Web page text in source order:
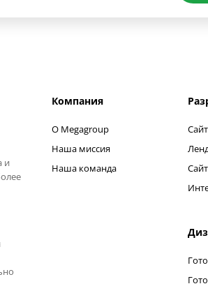
и
Компания
О Megagroup
Наша миссия
Наша команда